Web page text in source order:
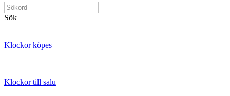
Sök
Klockor köpes
Klockor till salu